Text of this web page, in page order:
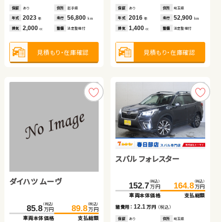
保証 あり 住所 岩手県
年式 2023 年 走行 56,800 km
排気 2,000 cc 整備 法定整備付
見積もり・在庫確認
保証 あり 住所 埼玉県
年式 2016年 走行 52,900 km
排気 1,400cc 整備 法定整備付
見積もり・在庫確認
ダイハツ ムーヴ
85.8 （税込）
万円
車両本体価格
89.8 （税込）
万円
支払総額
スバル フォレスター
152.7 （税込）
万円
車両本体価格
164.8 （税込）
万円
支払総額
諸費用： 12.1万円 （税込）
保証 あり 住所 埼玉県
保証 なし 住所 長野県
年式 2013 年 走行 76,000 km
排気 2,000 cc 整備 法定整備付
見積もり・在庫確認
排気 2,000 整備 法定整備付
見積もり・在庫確認
302.8（税込）
万円
諸費用：16.7万円（税込）
あり 群馬県
ホンダ フリード
116.1 （税込）
万円
車両本体価格
125.6 （税込）
万円
支払総額
諸費用： 9.5万円（税込）
保証 あり 住所 神奈川県
280.1
車両本体価格
289.4 万円
支払総額
諸費用：9.3万円（税込）
保証 あり 住所 埼玉県
年式 2022年 走行 38,300km
見積もり・在庫確認
107.7
車両本体価格
112.2 万円
支払総額
諸費用：4.5万円（税込）
保証 なし 住所 岡山県
年式 2023年 走行 7,800km
見積もり・在庫確認
トヨタ アルファード ハイ
ブリッド
スズキ ワゴンＲ